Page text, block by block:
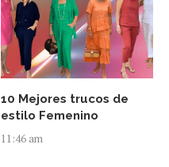
10 Mejores trucos de
estilo Femenino
11:46 am